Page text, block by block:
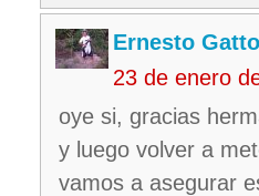
Ernesto
23 de enero
oye si, gracias
y luego volver a
vamos a asegurar